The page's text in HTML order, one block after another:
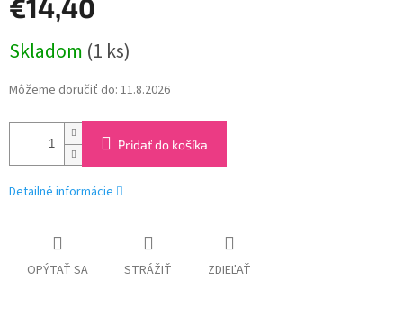
€14,40
cena:
Skladom (1 ks)
Môžeme doručiť do: 11.8.2026
Pridať do košíka
Detailné informácie
OPÝTAŤ SA STRÁŽIŤ ZDIEĽAŤ